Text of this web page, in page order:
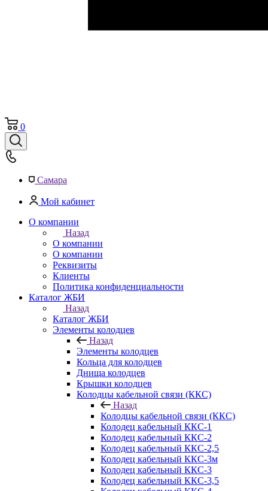
0
Самара
Мой кабинет
О компании
Назад
О компании
О компании
Реквизиты
Клиенты
Политика конфиденциальности
Каталог ЖБИ
Назад
Каталог ЖБИ
Элементы колодцев
Назад
Элементы колодцев
Кольца для колодцев
Днища колодцев
Крышки колодцев
Колодцы кабельной связи (ККС)
Назад
Колодцы кабельной связи (ККС)
Колодец кабельный ККС-1
Колодец кабельный ККС-2
Колодец кабельный ККС-2,5
Колодец кабельный ККС-3м
Колодец кабельный ККС-3
Колодец кабельный ККС-3,5